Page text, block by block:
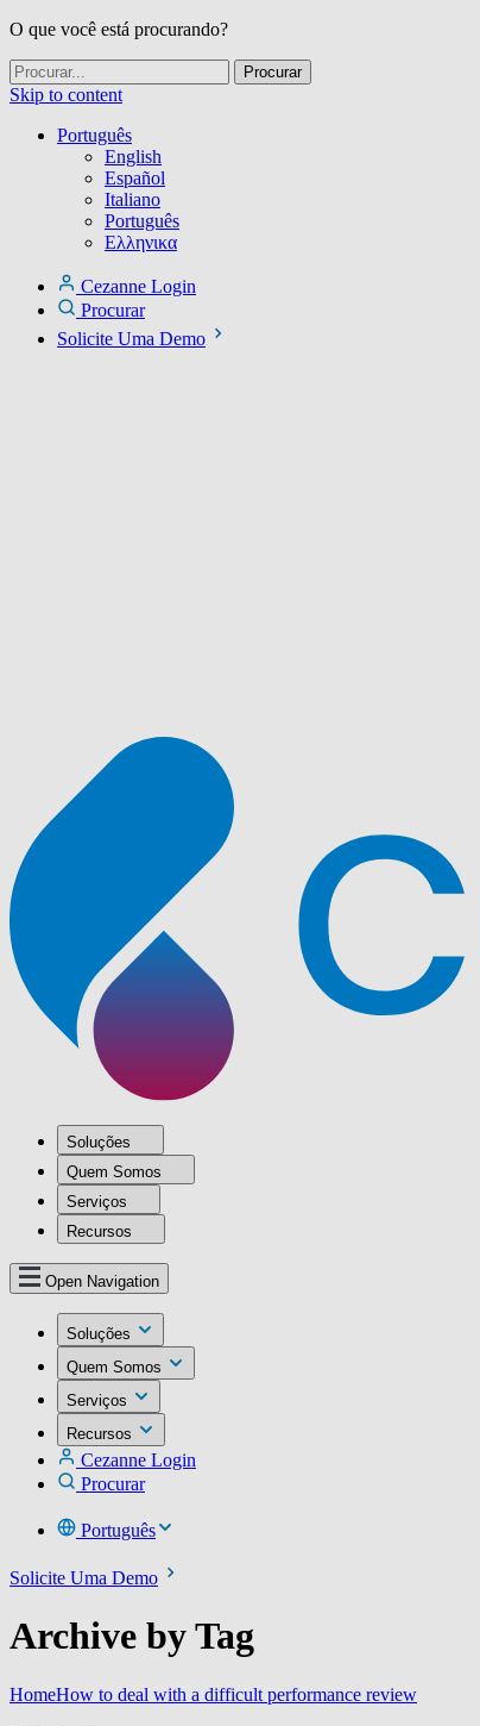
O que você está procurando?
Skip to content
Português
English
Español
Italiano
Português
Ελληνικα
Cezanne Login
Procurar
Solicite Uma Demo
Soluções
Quem Somos
Serviços
Recursos
Open Navigation
Soluções
Quem Somos
Serviços
Recursos
Cezanne Login
Procurar
Português
Solicite Uma Demo
Archive by Tag
HomeHow to deal with a difficult performance review